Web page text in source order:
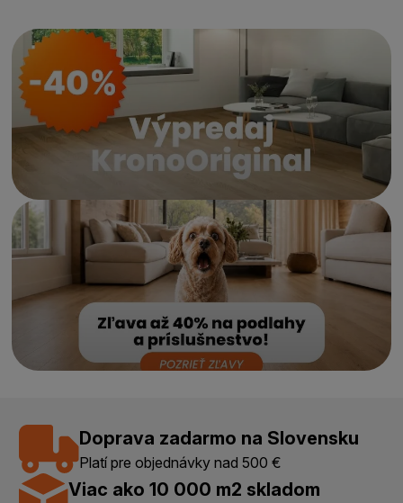
Doprava zadarmo na Slovensku
Platí pre objednávky nad 500 €
Viac ako 10 000 m2 skladom